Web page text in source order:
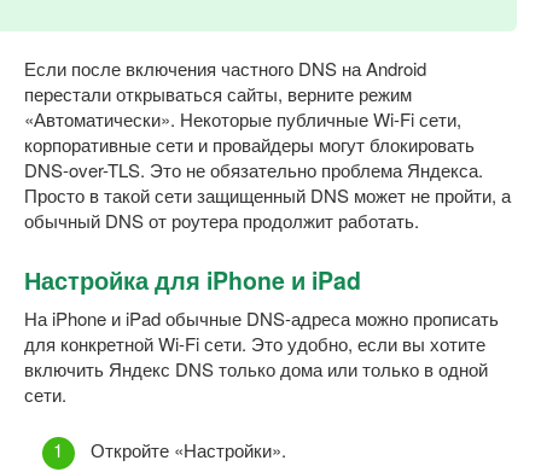
Если после включения частного DNS на Android
перестали открываться сайты, верните режим
«Автоматически». Некоторые публичные Wi-Fi сети,
корпоративные сети и провайдеры могут блокировать
DNS-over-TLS. Это не обязательно проблема Яндекса.
Просто в такой сети защищенный DNS может не пройти, а
обычный DNS от роутера продолжит работать.
Настройка для iPhone и iPad
На iPhone и iPad обычные DNS-адреса можно прописать
для конкретной Wi-Fi сети. Это удобно, если вы хотите
включить Яндекс DNS только дома или только в одной
сети.
Откройте «Настройки».